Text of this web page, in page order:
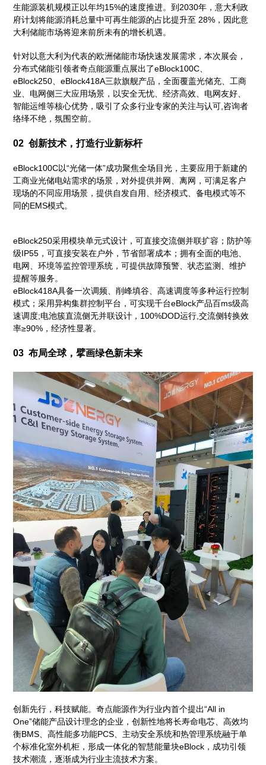
生能源装机规模正以年均15%的速度推进。到2030年，意大利政
府计划将能源消耗总量中可再生能源的占比提升至 28%，因此意
大利储能市场将迎来前所未有的增长机遇。
针对以意大利为代表的欧洲储能市场快速发展需求，本次展会，
分布式储能引领者奇点能源重点展出了eBlock100C、
eBlock250、eBlock418A三款旗舰产品，全面覆盖光储充、工商
业、电网侧三大应用场景，以安全无忧、经济高效、电网友好、
智能运维等核心优势，吸引了众多行业专家的关注与认可,咨询者
络绎不绝，氛围空前。
02 创新技术，打造行业新标杆
eBlock100C以“光储一体”成功聚焦全场目光，主要应用于新建的
工商业光储电站需求的场景，对外提供并网、离网，可满足客户
现场的不同应用场景，提供自发自用、经济模式、备电模式等不
同的EMS模式。
eBlock250采用模块单元式设计，可直接交流侧并联扩容；防护等
级IP55，可直接安装在户外，节省部署成本；拥有全面的电池、
电网、环境等监控管理系统，可提供故障预警、状态监测、维护
提醒等服务。
eBlock418A具备一次调频、削峰填谷、高速调度等多种运行控制
模式；采用异构集群控制平台，可实现千台eBlock产品百ms级高
速调度;电池簇直流侧无并联设计，100%DOD运行,交流侧转换效
率≥90%，经济性显著。
03 布局全球，擘画绿色新未来
创新先行，科技赋能。奇点能源作为行业内首个提出“All in
One”储能产品设计理念的企业，创新性地将长寿命电芯、高效均
衡BMS、高性能多功能PCS、主动安全系统和热管理系统融于单
个标准化室外机柜，形成一体化的智慧能量块eBlock，成功引领
技术潮流，逐渐成为行业主流技术方案。